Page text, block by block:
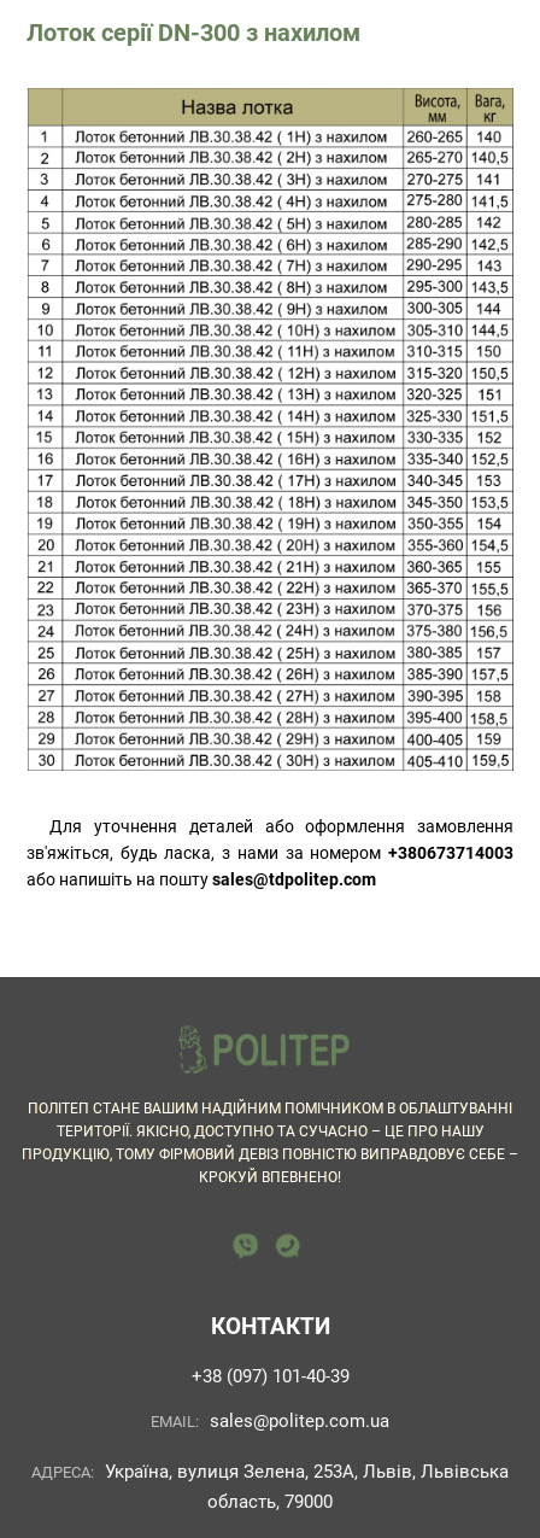
Лоток серії DN-300 з нахилом
Для уточнення деталей або оформлення замовлення
зв'яжіться, будь ласка, з нами за номером +380673714003
або напишіть на поштуsales@tdpolitep.com
ПОЛІТЕП СТАНЕ ВАШИМ НАДІЙНИМ ПОМІЧНИКОМ В ОБЛАШТУВАННІ
ТЕРИТОРІЇ. ЯКІСНО, ДОСТУПНО ТА СУЧАСНО – ЦЕ ПРО НАШУ
ПРОДУКЦІЮ, ТОМУ ФІРМОВИЙ ДЕВІЗ ПОВНІСТЮ ВИПРАВДОВУЄ СЕБЕ –
КРОКУЙ ВПЕВНЕНО!
КОНТАКТИ
+38 (097) 101-40-39
EMAIL: sales@politep.com.ua
АДРЕСА:
Україна, вулиця Зелена, 253А, Львів, Львівська
область, 79000